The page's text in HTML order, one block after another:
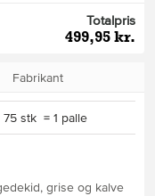
Totalpris
499,95 kr.
Fabrikant
75 stk = 1 palle
grise og kalve